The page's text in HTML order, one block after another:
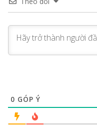
0 GÓP Ý